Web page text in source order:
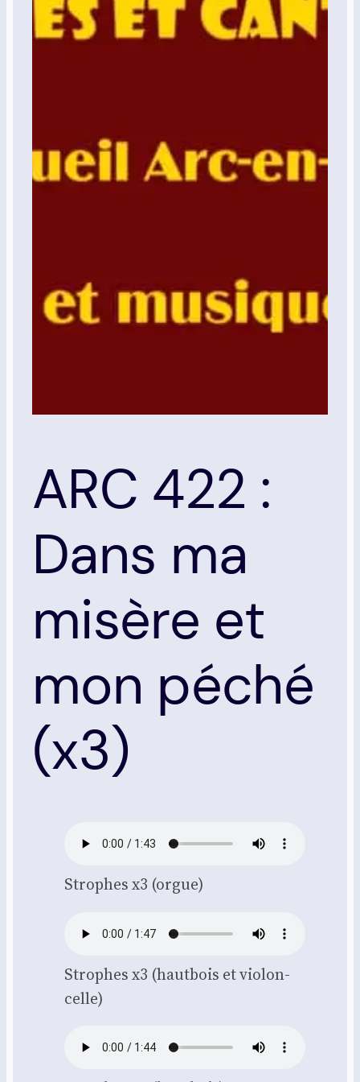
ARC 422 :
Dans ma
misère et
mon péché
(x3)
Strophes x3 (orgue)
Strophes x3 (haut­bois et vio­lon­
celle)